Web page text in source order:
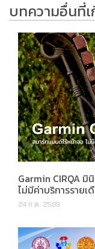
บทความอื่นที่
Garmin CIRQA
ไม่มีค่าบริการรายเ
24 ก.ค. 2569